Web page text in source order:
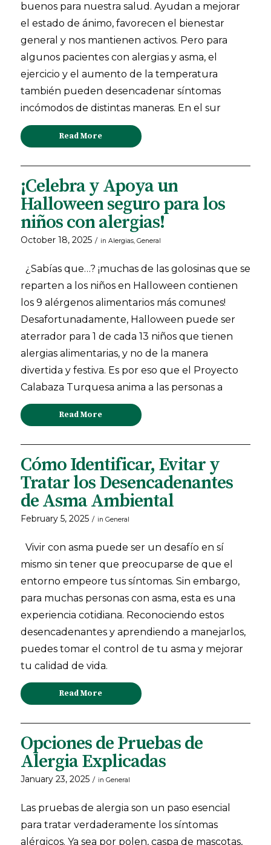
buenos para nuestra salud. Ayudan a mejorar
el estado de ánimo, favorecen el bienestar
general y nos mantienen activos. Pero para
algunos pacientes con alergias y asma, el
ejercicio y el aumento de la temperatura
también pueden desencadenar síntomas
incómodos de distintas maneras. En el sur
Read More
¡Celebra y Apoya un
Halloween seguro para los
niños con alergias!
October 18, 2025 / in Alergias, General
¿Sabías que…? ¡muchas de las golosinas que se
reparten a los niños en Halloween contienen
los 9 alérgenos alimentarios más comunes!
Desafortunadamente, Halloween puede ser
aterrador para 1 de cada 13 niños que tienen
alergias alimentarias, y no de la manera
divertida y festiva. Es por eso que el Proyecto
Calabaza Turquesa anima a las personas a
Read More
Cómo Identificar, Evitar y
Tratar los Desencadenantes
de Asma Ambiental
February 5, 2025 / in General
Vivir con asma puede ser un desafío en sí
mismo sin tener que preocuparse de que el
entorno empeore tus síntomas. Sin embargo,
para muchas personas con asma, esta es una
experiencia cotidiana. Reconociendo estos
desencadenantes y aprendiendo a manejarlos,
puedes tomar el control de tu asma y mejorar
tu calidad de vida.
Read More
Opciones de Pruebas de
Alergia Explicadas
January 23, 2025 / in General
Las pruebas de alergia son un paso esencial
para tratar verdaderamente los síntomas
alérgicos. Ya sea por polen, caspa de mascotas,